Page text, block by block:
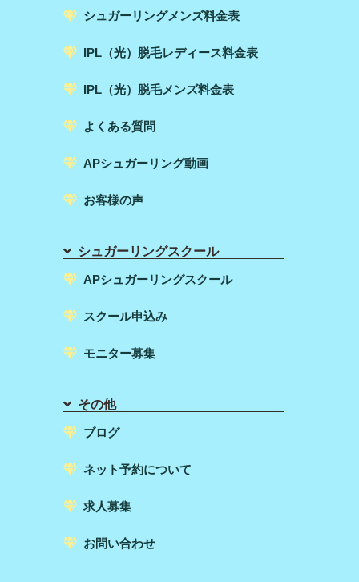
シュガーリングメンズ料金表
IPL（光）脱毛レディース料金表
IPL（光）脱毛メンズ料金表
よくある質問
APシュガーリング動画
お客様の声
シュガーリングスクール
APシュガーリングスクール
スクール申込み
モニター募集
その他
ブログ
ネット予約について
求人募集
お問い合わせ